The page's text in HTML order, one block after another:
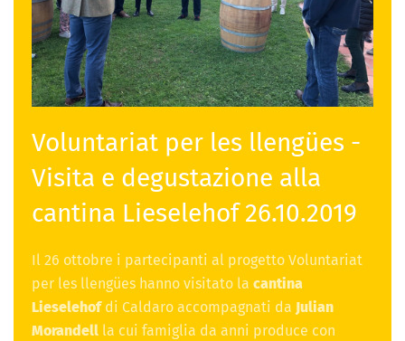
Voluntariat per les llengües -
Visita e degustazione alla
cantina Lieselehof 26.10.2019
Il 26 ottobre i partecipanti al progetto Voluntariat
per les llengües hanno visitato la cantina
Lieselehofdi Caldaro accompagnati da Julian
Morandell la cui famiglia da anni produce con